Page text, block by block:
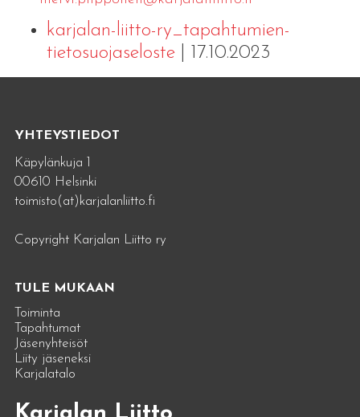
karjalan-liitto-ry_tapahtumien-
tietosuojaseloste| 17.10.2023
YHTEYSTIEDOT
Käpylänkuja 1
00610 Helsinki
toimisto(at)karjalanliitto.fi
Copyright Karjalan Liitto ry
TULE MUKAAN
Toiminta
Tapahtumat
Jäsenyhteisöt
Liity jäseneksi
Karjalatalo